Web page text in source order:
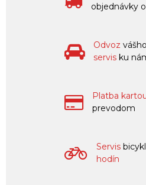
objednávky
Odvoz vášho
servis ku
Platba
prevodom
Servis
hodín